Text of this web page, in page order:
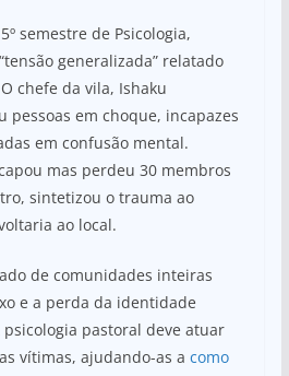
semestre de Psicologia,
generalizada” relatado
chefe da vila, Ishaku
pessoas em choque, incapazes
em confusão mental.
mas perdeu 30 membros
sintetizou o trauma ao
ao local.
de comunidades inteiras
e a perda da identidade
psicologia pastoral deve atuar
vítimas, ajudando-as a como